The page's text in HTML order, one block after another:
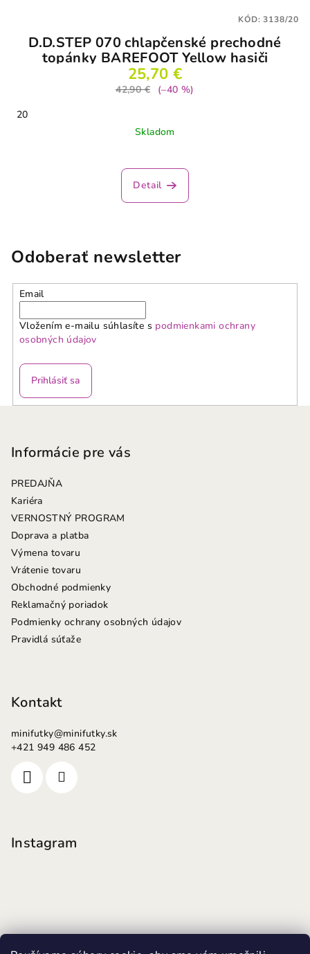
D.D.STEP 070 chlapčenské prechodné
topánky BAREFOOT Yellow hasiči
25,70 €
42,90 €
(–40 %)
20
Skladom
hodnotenie
produktu
hviezdičiek.
Detail
KÓD:3138/20
Odoberať newsletter
Email
Vložením e-mailu súhlasíte s podmienkami ochrany
osobných údajov
Prihlásiť sa
Informácie pre vás
PREDAJŇA
Kariéra
VERNOSTNÝ PROGRAM
Doprava a platba
Výmena tovaru
Vrátenie tovaru
Obchodné podmienky
Reklamačný poriadok
Podmienky ochrany osobných údajov
Pravidlá súťaže
Kontakt
minifutky@minifutky.sk
+421 949 486 452
Instagram